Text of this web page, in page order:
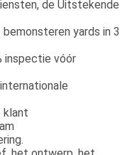
de Uitstekende
yards in 3
inspectie vóór
klant